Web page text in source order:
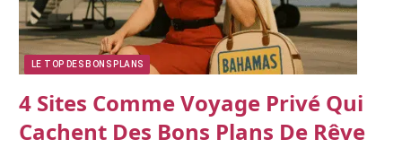
LE TOP DES BONS PLANS
4 Sites Comme Voyage Privé Qui
Cachent Des Bons Plans De Rêve